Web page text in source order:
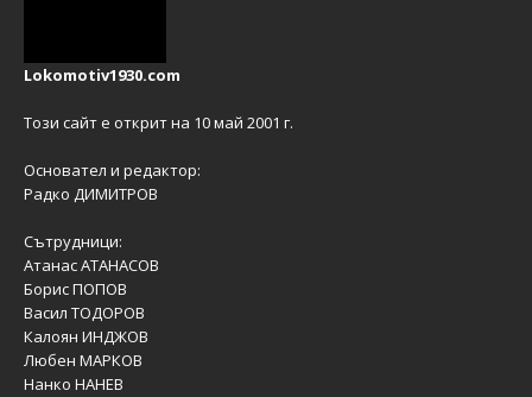
Lokomotiv1930.com
Този сайт е открит на 10 май 2001 г.
Основател и редактор:
Радко ДИМИТРОВ
Сътрудници:
Атанас АТАНАСОВ
Борис ПОПОВ
Васил ТОДОРОВ
Калоян ИНДЖОВ
Любен МАРКОВ
Нанко НАНЕВ